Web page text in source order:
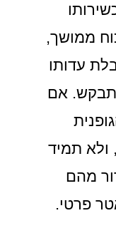
ממושך,
עדותו
אם
תמיד
מהם
פרטי.